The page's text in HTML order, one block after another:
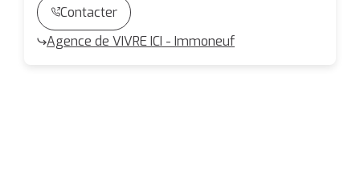
Contacter
Agence de VIVRE ICI - Immoneuf